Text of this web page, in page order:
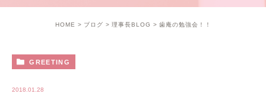
HOME ブログ 理事長BLOG 歯庵の勉強会！！
GREETING
2018.01.28